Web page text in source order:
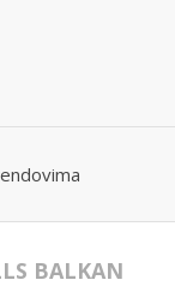
BALKAN